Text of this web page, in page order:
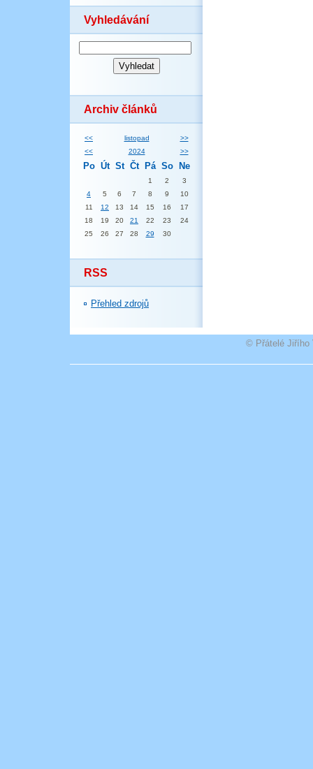
Vyhledávání
Archiv článků
<< listopad
>>
<<
2024 >>
Po Út St Čt Pá So Ne
1 2
3
4
5 6 7 8 9
10
11
12 13 14 15 16
17
18
19 20 21 22 23
24
25
26 27 28 29 30
RSS
Přehled zdrojů
© Přátelé